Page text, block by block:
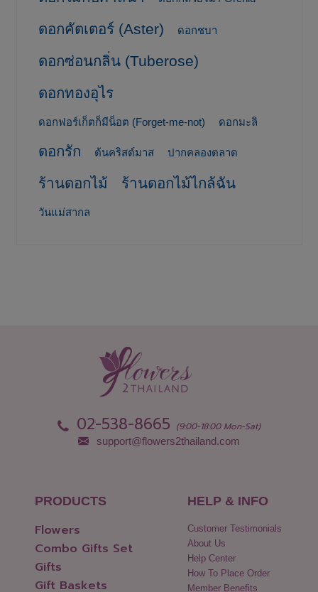
ดอกคัตเตอร์ (Aster) ดอกชบา
ดอกซ่อนกลิ่น (Tuberose)
ดอกทองอุไร
ดอกฟอร์เก็ตก็มีน็อต (Forget-me-not) ดอกมะลิ
ดอกรัก ต้นคริสต์มาส ปากคลองตลาด
ร้านดอกไม้ ร้านดอกไม้ไกล้ฉัน
วันแม่สากล
02-538-8665 (9:00-18:00 Mon-Sat)
support@flowers2thailand.com
PRODUCTS
Flowers
Combo Gifts Set
Gifts
Gift Baskets
HELP & INFO
Customer Testimonials
About Us
Help Center
How To Place Order
Member Benefits